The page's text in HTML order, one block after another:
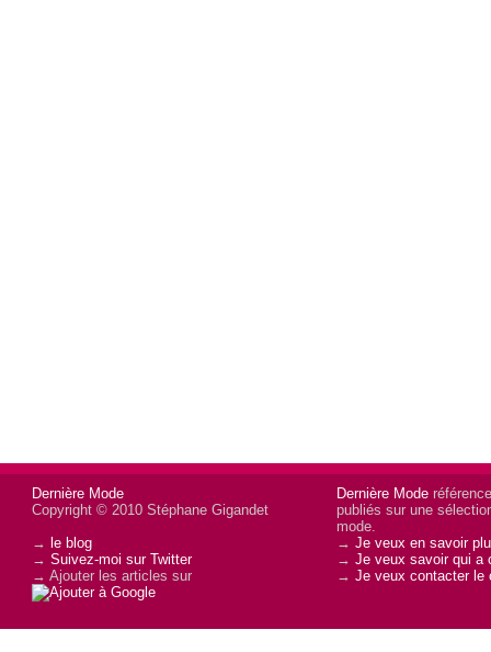
Dernière Mode
Copyright © 2010 Stéphane Gigandet
→le blog
→Suivez-moi sur Twitter
→ Ajouter les articles sur
Dernière Mode
publiés sur une
mode.
→Je veux en savoir
→Je veux savoir qui a
→Je veux contacter le